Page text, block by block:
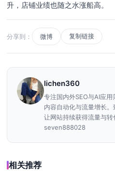
升，店铺业绩也随之水涨船高。
分享到： 微博 复制链接
lichen360
专注国内外SEO与AI应用
内容自动化与流量增长。
让网站持续获得流量与转
seven888028
相关推荐